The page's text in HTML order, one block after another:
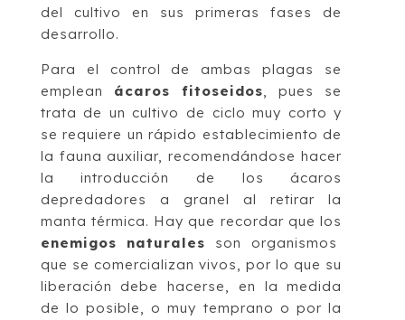
del cultivo en sus primeras fases de
desarrollo.
Para el control de ambas plagas se
emplean ácaros fitoseidos, pues se
trata de un cultivo de ciclo muy corto y
se requiere un rápido establecimiento de
la fauna auxiliar, recomendándose hacer
la introducción de los ácaros
depredadores a granel al retirar la
manta térmica. Hay que recordar que los
enemigos naturales son organismos
que se comercializan vivos, por lo que su
liberación debe hacerse, en la medida
de lo posible, o muy temprano o por la